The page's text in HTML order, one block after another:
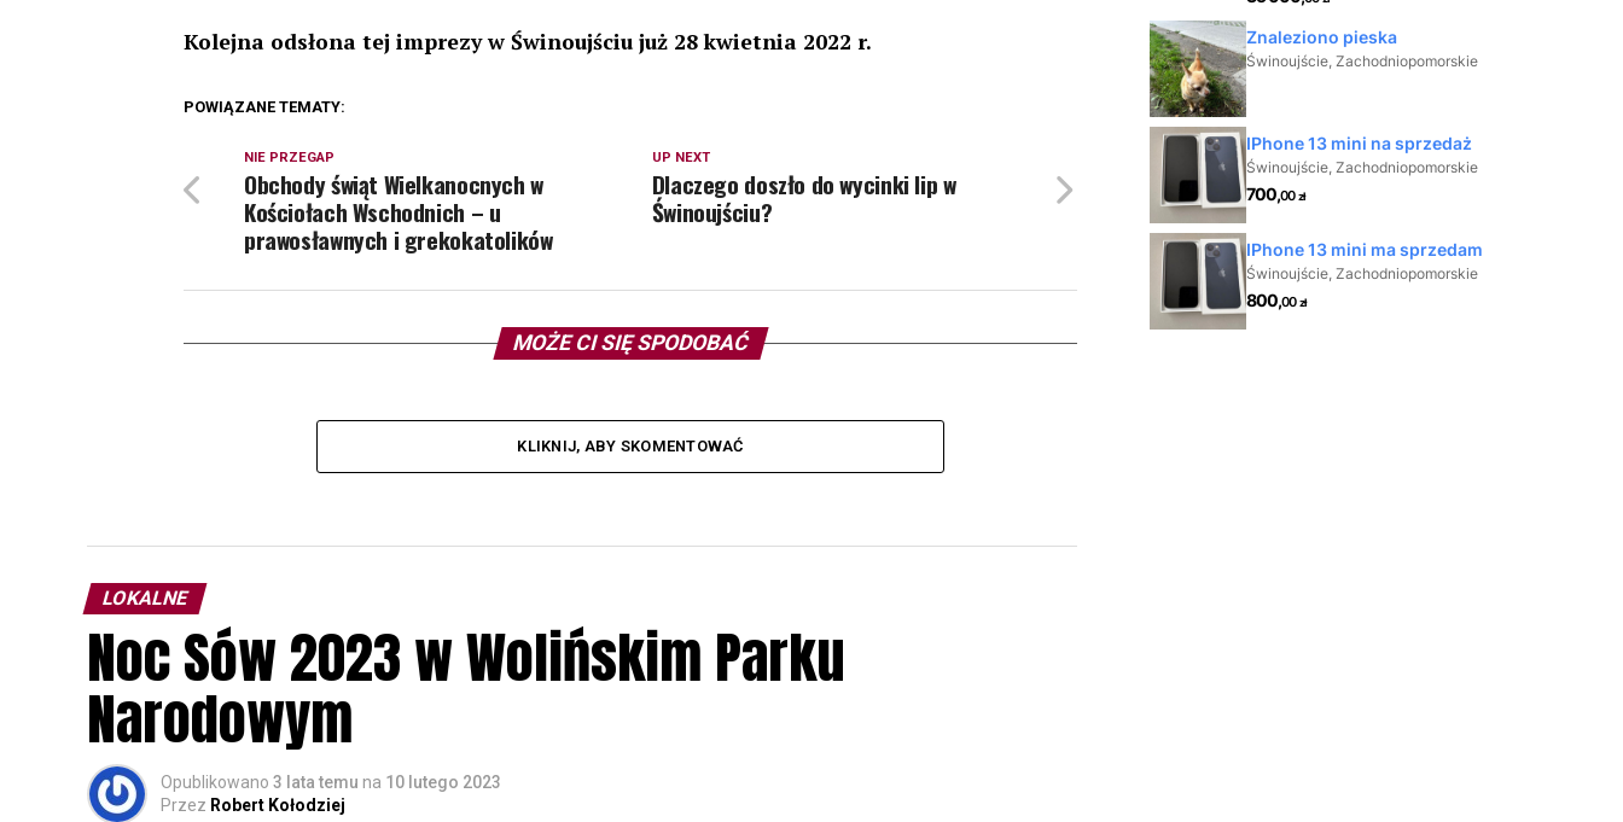
Kolejna odsłona tej imprezy w Świnoujściu już 28 kwietnia 2022 r.
POWIĄZANE TEMATY:
UP NEXT
Dlaczego doszło do wycinki lip w
Świnoujściu?
NIE PRZEGAP
Obchody świąt Wielkanocnych w
Kościołach Wschodnich – u
prawosławnych i grekokatolików
MOŻE CI SIĘ SPODOBAĆ
KLIKNIJ, ABY SKOMENTOWAĆ
LOKALNE
Noc Sów 2023 w Wolińskim Parku
Narodowym
Opublikowano 3 lata temu na 10 lutego 2023
Przez Robert Kołodziej